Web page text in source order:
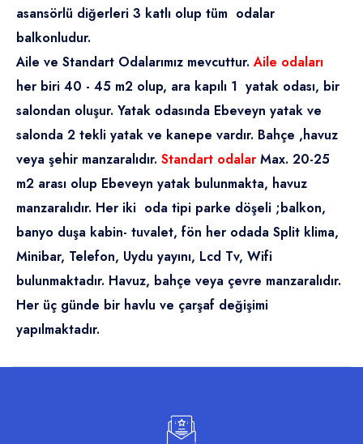
asansörlü diğerleri 3 katlı olup tüm odalar
balkonludur.
Aile ve Standart Odalarımız mevcuttur.Aile odaları
her biri 40 - 45 m2 olup, ara kapılı 1 yatak odası, bir
salondan oluşur. Yatak odasında Ebeveyn yatak ve
salonda 2 tekli yatak ve kanepe vardır. Bahçe ,havuz
veya şehir manzaralıdır. Standart odalar Max. 20-25
m2 arası olup Ebeveyn yatak bulunmakta, havuz
manzaralıdır. Her iki oda tipi parke döşeli ;balkon,
banyo duşa kabin- tuvalet, fön her odada Split klima,
Minibar, Telefon, Uydu yayını, Lcd Tv, Wifi
bulunmaktadır. Havuz, bahçe veya çevre manzaralıdır.
Her üç günde bir havlu ve çarşaf değişimi
yapılmaktadır.